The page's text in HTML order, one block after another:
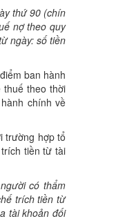
thứ 90 (chín
nợ theo quy
ngày: số tiền
ban hành
thuế theo thời
chính về
trường hợp tổ
tiền từ tài
có thẩm
trích tiền từ
tài khoản đối